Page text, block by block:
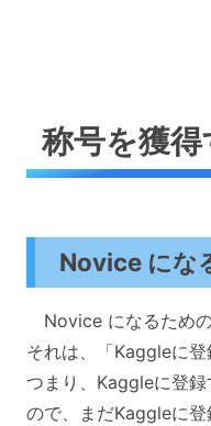
称号を獲
Novice にな
Novice になるための
それは、「Kaggleに登
つまり、Kaggleに登
ので、まだKaggleに